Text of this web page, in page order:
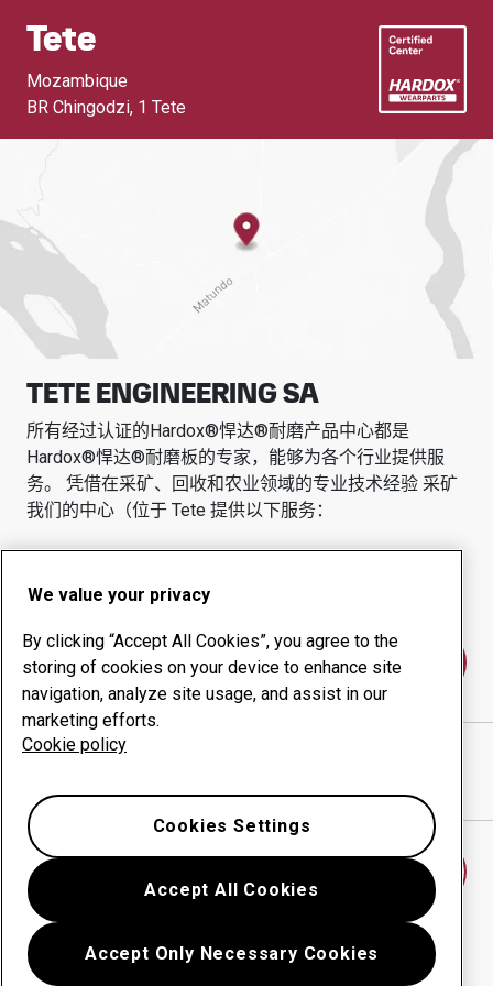
Tete
Mozambique
BR Chingodzi, 1 Tete
TETE ENGINEERING SA
所有经过认证的Hardox®悍达®耐磨产品中心都是
Hardox®悍达®耐磨板的专家，能够为各个行业提供服
务。 凭借在采矿、回收和农业领域的专业技术经验 采矿
我们的中心（位于 Tete 提供以下服务：
耐磨产品
咨询服务
正常运行时间管理
联系我们
TETE ENGINEERING SA
We value your privacy
By clicking “Accept All Cookies”, you agree to the
storing of cookies on your device to enhance site
navigation, analyze site usage, and assist in our
marketing efforts.
Cookie policy
Accept All Cookies
Accept Only Necessary Cookies
Cookies Settings